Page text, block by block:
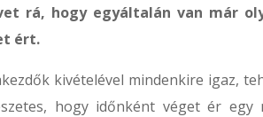
rá, hogy egyáltalán van már
ért.
kivételével mindenkire igaz,
hogy időnként véget ér egy